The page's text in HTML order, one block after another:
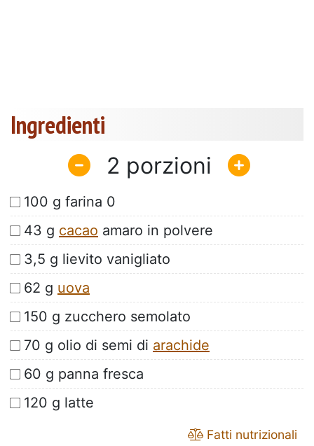
Ingredienti
2
100 g farina 0
43 g cacao amaro in polvere
3,5 g lievito vanigliato
62 g uova
150 g zucchero semolato
70 g olio di semi di arachide
60 g panna fresca
120 g latte
Fatti nutrizionali